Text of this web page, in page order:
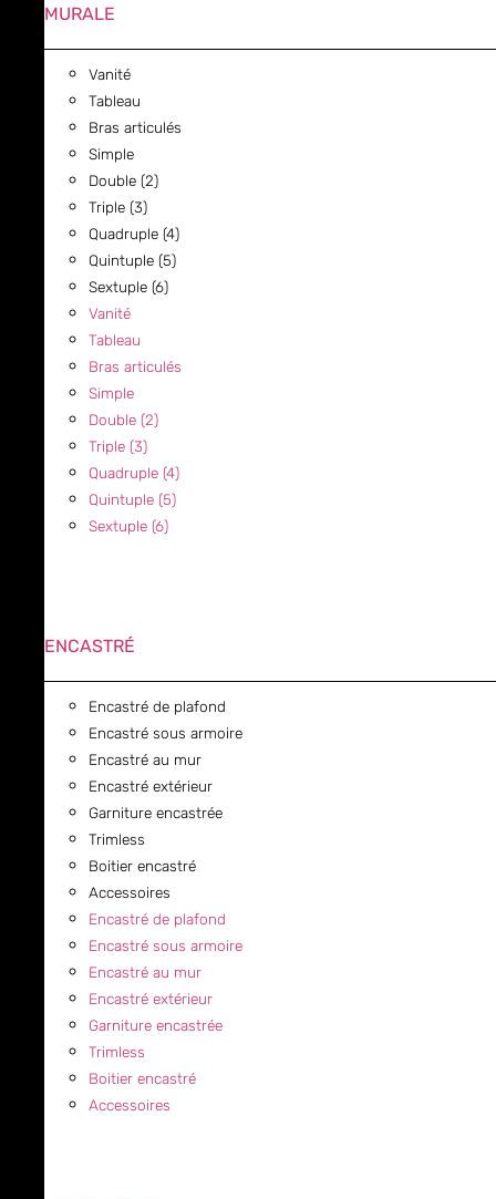
MURALE
Vanité
Tableau
Bras articulés
Simple
Double (2)
Triple (3)
Quadruple (4)
Quintuple (5)
Sextuple (6)
Vanité
Tableau
Bras articulés
Simple
Double (2)
Triple (3)
Quadruple (4)
Quintuple (5)
Sextuple (6)
ENCASTRÉ
Encastré de plafond
Encastré sous armoire
Encastré au mur
Encastré extérieur
Garniture encastrée
Trimless
Boitier encastré
Accessoires
Encastré de plafond
Encastré sous armoire
Encastré au mur
Encastré extérieur
Garniture encastrée
Trimless
Boitier encastré
Accessoires